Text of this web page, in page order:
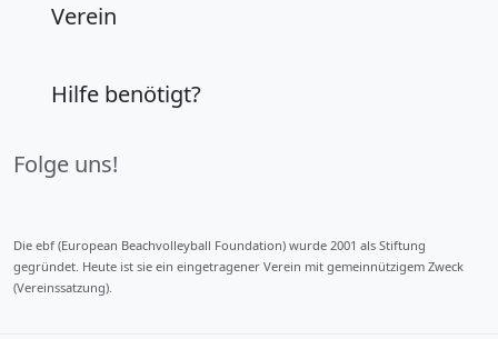
Verein
Hilfe benötigt?
Folge uns!
Die ebf (European Beachvolleyball Foundation) wurde 2001 als Stiftung
gegründet. Heute ist sie ein eingetragener Verein mit gemeinnützigem Zweck
(Vereinssatzung).